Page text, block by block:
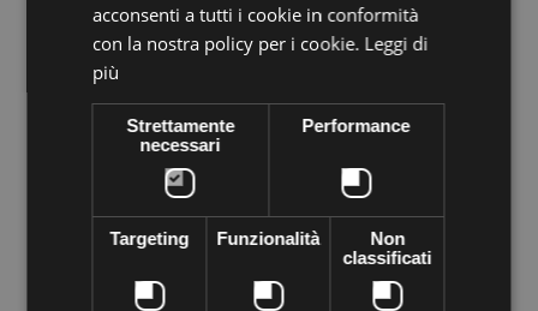
CHAIN RHINESTONE
NETWORK ALIVE 12
SS20 (5 mm) CAPRI...
€12,28
CHAIN RHINESTONE
NETWORK ALIVE 12
SS20 (5 mm) LIGHT
COL....
€12,28
acconsenti a tutti i cookie in conformità
con la nostra policy per i cookie. Leggi di
più
Strettamente
necessari
Performance
Targeting Funzionalità
Non
classificati